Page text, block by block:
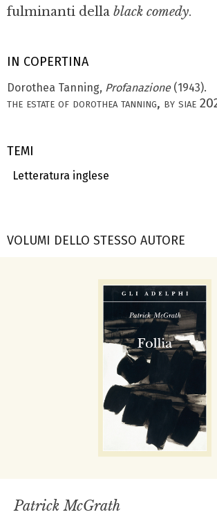
IN COPERTINA
Dorothea Tanning, Profanazione (1943).
the estate of dorothea tanning, by siae
TEMI
Letteratura inglese
fulminanti della black comedy.
VOLUMI DELLO STESSO AUTORE
Patrick McGrath